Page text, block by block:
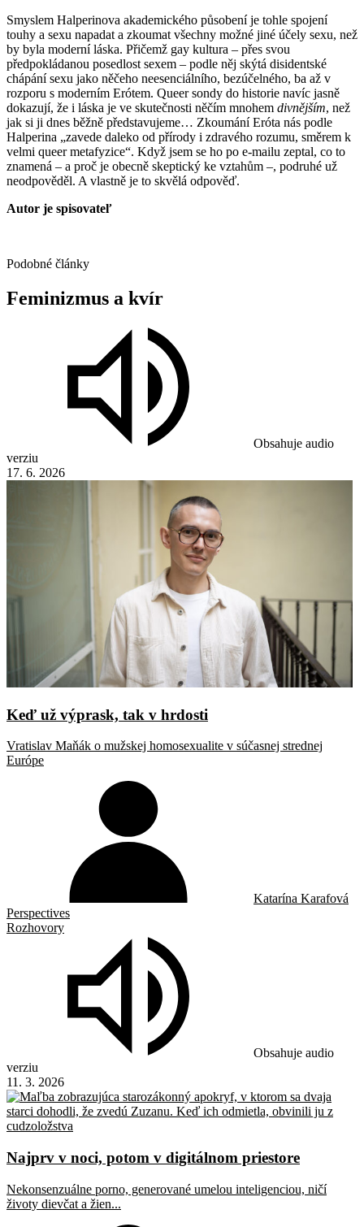
Smyslem Halperinova akademického působení je tohle spojení
touhy a sexu napadat a zkoumat všechny možné jiné účely sexu, než
by byla moderní láska. Přičemž gay kultura – přes svou
předpokládanou posedlost sexem – podle něj skýtá disidentské
chápání sexu jako něčeho neesenciálního, bezúčelného, ba až v
rozporu s moderním Erótem. Queer sondy do historie navíc jasně
dokazují, že i láska je ve skutečnosti něčím mnohem divnějším, než
jak si ji dnes běžně představujeme… Zkoumání Eróta nás podle
Halperina „zavede daleko od přírody i zdravého rozumu, směrem k
velmi queer metafyzice“. Když jsem se ho po e-mailu zeptal, co to
znamená – a proč je obecně skeptický ke vztahům –, podruhé už
neodpověděl. A vlastně je to skvělá odpověď.
Autor je spisovateľ
Podobné články
Feminizmus a kvír
Obsahuje audio
verziu
17. 6. 2026
Keď už výprask, tak v hrdosti
Vratislav Maňák o mužskej homosexualite v súčasnej strednej
Európe
Katarína Karafová
Perspectives
Rozhovory
Obsahuje audio
verziu
11. 3. 2026
Najprv v noci, potom v digitálnom priestore
Nekonsenzuálne porno, generované umelou inteligenciou, ničí
životy dievčat a žien...